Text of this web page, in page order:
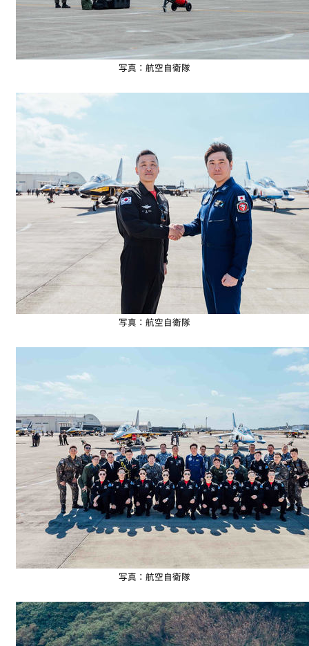
写真：航空自衛隊
写真：航空自衛隊
写真：航空自衛隊